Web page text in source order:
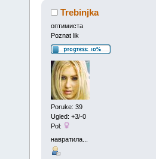
Trebinjka
оптимиста
Poznat lik
Poruke: 39
Ugled: +3/-0
Pol:
навратила...